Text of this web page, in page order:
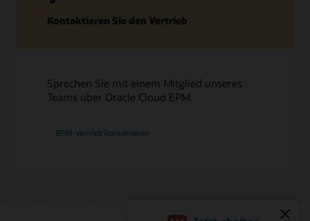
Kontaktieren Sie den Vertrieb
Sprechen Sie mit einem Mitglied unseres
Teams über Oracle Cloud EPM.
EPM-Vertrieb kontaktieren